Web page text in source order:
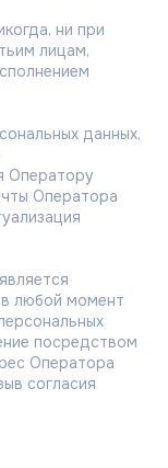
ни при
лицам,
данных,
Оператору
Оператора
любой момент
посредством
Оператора
согласия